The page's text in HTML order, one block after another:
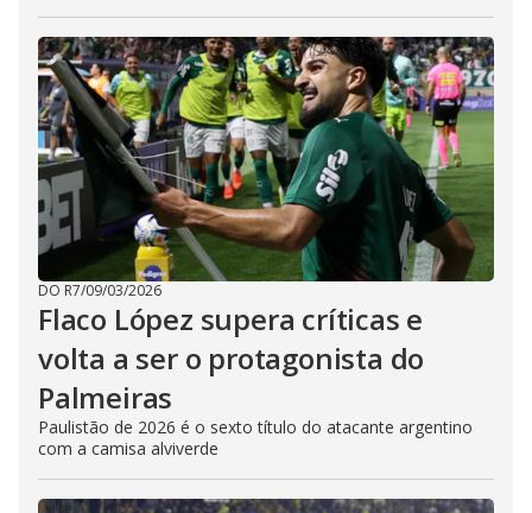
DO R7/09/03/2026
Flaco López supera críticas e
volta a ser o protagonista do
Palmeiras
Paulistão de 2026 é o sexto título do atacante argentino
com a camisa alviverde